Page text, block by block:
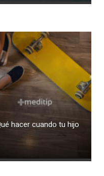
hacer cuando tu hijo